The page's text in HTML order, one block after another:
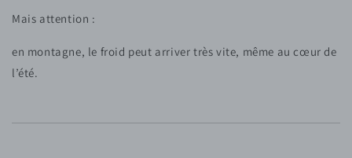
Mais attention :
en montagne, le froid peut arriver très vite, même au cœur de
l’été.